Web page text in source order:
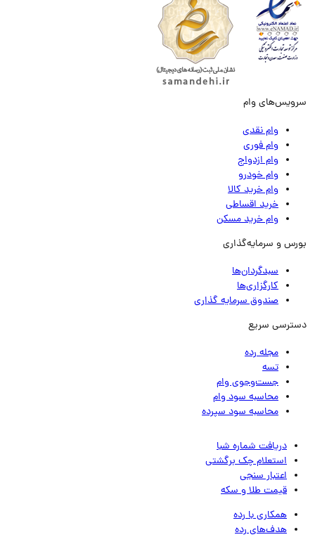
وام
وام نقدی
وام فوری
وام ازدواج
وام خودرو
وام خرید کالا
خرید اقساطی
وام خرید مسکن
و سرمایه‌گذاری
سبدگردان‌ها
کارگزاری‌ها
صندوق سرمایه گذاری
سریع
مجله رده
تسه
جست‌وجوی وام
محاسبه سود وام
محاسبه سود سپرده
دریافت شماره شبا
استعلام چک برگشتی
اعتبار سنجی
قیمت طلا و سکه
همکاری با رده
هدف‌های رده